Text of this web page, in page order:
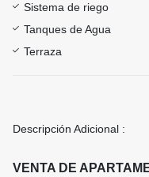
Sistema de riego
Tanques de Agua
Terraza
Descripción Adicional :
VENTA DE